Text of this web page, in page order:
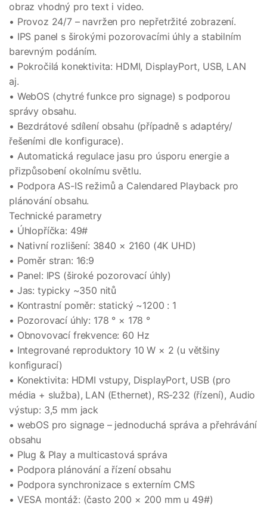
obraz vhodný pro text i video.
• Provoz 24/7 – navržen pro nepřetržité zobrazení.
• IPS panel s širokými pozorovacími úhly a stabilním
barevným podáním.
• Pokročilá konektivita: HDMI, DisplayPort, USB, LAN
aj.
• WebOS (chytré funkce pro signage) s podporou
správy obsahu.
• Bezdrátové sdílení obsahu (případně s adaptéry/
řešeními dle konfigurace).
• Automatická regulace jasu pro úsporu energie a
přizpůsobení okolnímu světlu.
• Podpora AS-IS režimů a Calendared Playback pro
plánování obsahu.
Technické parametry
• Úhlopříčka: 49#
• Nativní rozlišení: 3840 × 2160 (4K UHD)
• Poměr stran: 16:9
• Panel: IPS (široké pozorovací úhly)
• Jas: typicky ~350 nitů
• Kontrastní poměr: statický ~1200 : 1
• Pozorovací úhly: 178 ° × 178 °
• Obnovovací frekvence: 60 Hz
• Integrované reproduktory 10 W × 2 (u většiny
konfigurací)
• Konektivita: HDMI vstupy, DisplayPort, USB (pro
média + služba), LAN (Ethernet), RS-232 (řízení), Audio
výstup: 3,5 mm jack
• webOS pro signage – jednoduchá správa a přehrávání
obsahu
• Plug & Play a multicastová správa
• Podpora plánování a řízení obsahu
• Podpora synchronizace s externím CMS
• VESA montáž: (často 200 × 200 mm u 49#)